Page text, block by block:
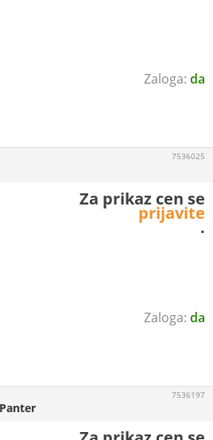
da
da
7536025
Za prikaz cen se
prijavite
.
7536197